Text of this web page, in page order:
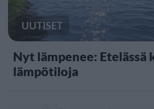
UUTISET
Nyt lämpenee: Etelässä
lämpötiloja